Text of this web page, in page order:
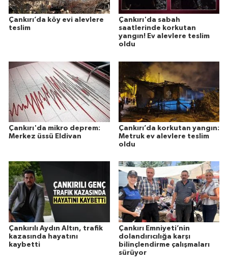
Çankırı’da köy evi alevlere
teslim
Çankırı'da sabah
saatlerinde korkutan
yangın! Ev alevlere teslim
oldu
Çankırı'da mikro deprem:
Merkez üssü Eldivan
Çankırı’da korkutan yangın:
Metruk ev alevlere teslim
oldu
Çankırılı Aydın Altın, trafik
kazasında hayatını
kaybetti
Çankırı Emniyeti’nin
dolandırıcılığa karşı
bilinçlendirme çalışmaları
sürüyor